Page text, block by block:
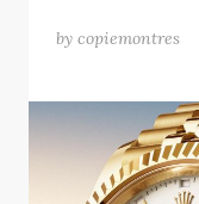
by copiemontres